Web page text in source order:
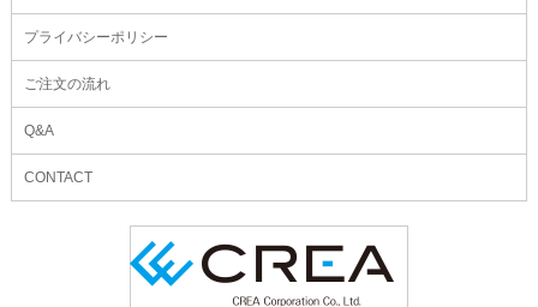
プライバシーポリシー
ご注文の流れ
Q&A
CONTACT